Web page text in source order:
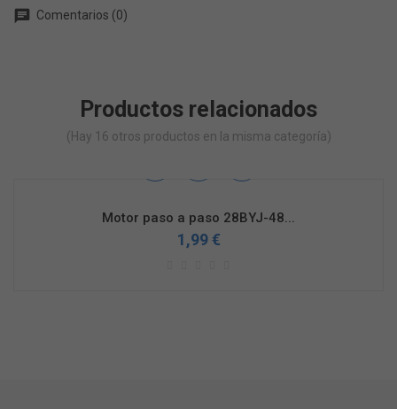
chat Comentarios (0)
Productos relacionados
(Hay 16 otros productos en la misma categoría)
Motor paso a paso 28BYJ-48...
1,99 €